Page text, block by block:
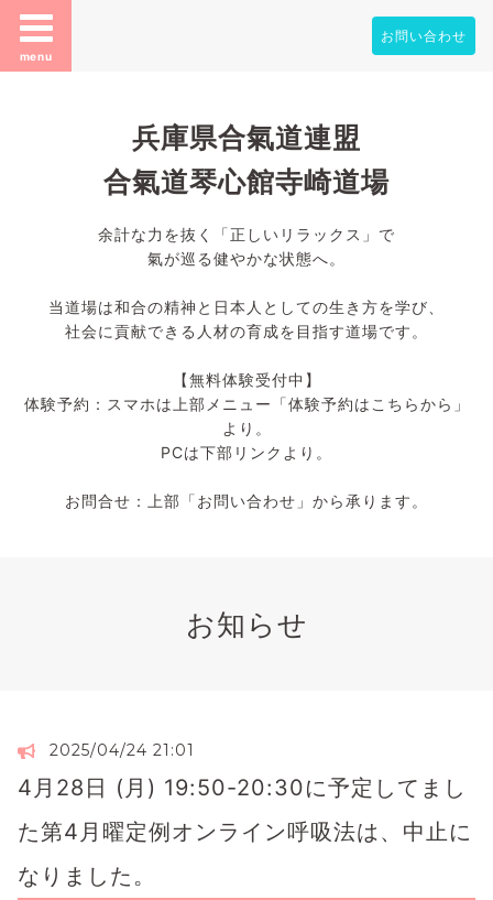
menu
お問い合わせ
兵庫県合氣道連盟
合氣道琴心館寺崎道場
余計な力を抜く「正しいリラックス」で
氣が巡る健やかな状態へ。
当道場は和合の精神と日本人としての生き方を学び、
社会に貢献できる人材の育成を目指す道場です。
【無料体験受付中】
体験予約：スマホは上部メニュー「体験予約はこちらから」
より。
PCは下部リンクより。
お問合せ：上部「お問い合わせ」から承ります。
お知らせ
2025/04/24 21:01
4月28日 (月) 19:50-20:30に予定してまし
た第4月曜定例オンライン呼吸法は、中止に
なりました。